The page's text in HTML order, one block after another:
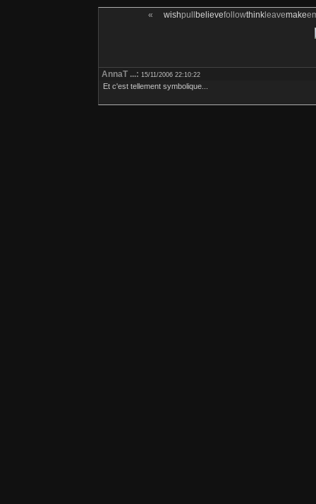
« wishpull believefollowthinkleavemake
AnnaT ...: 15/11/2006 22:10:22
Et c'est tellement symbolique...